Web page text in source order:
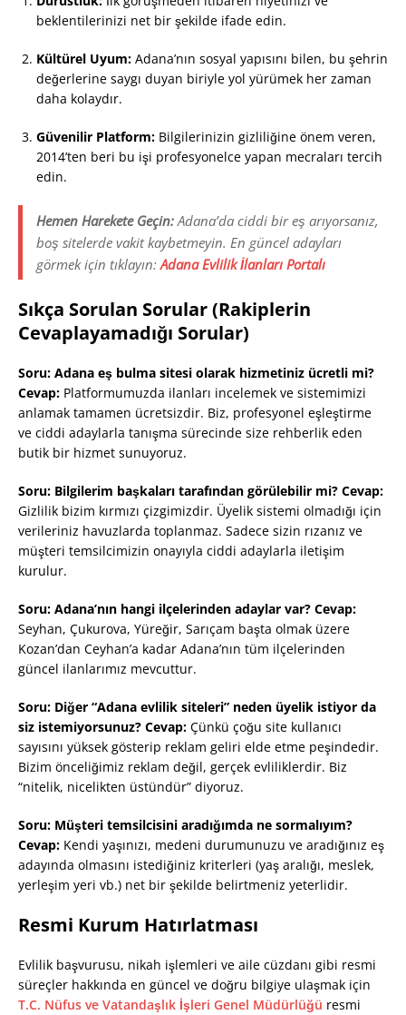
beklentilerinizi net bir şekilde ifade edin.
Kültürel Uyum: Adana’nın sosyal yapısını bilen, bu şehrin
değerlerine saygı duyan biriyle yol yürümek her zaman
daha kolaydır.
Güvenilir Platform: Bilgilerinizin gizliliğine önem veren,
2014’ten beri bu işi profesyonelce yapan mecraları tercih
edin.
Hemen Harekete Geçin:Adana’da ciddi bir eş arıyorsanız,
boş sitelerde vakit kaybetmeyin. En güncel adayları
görmek için tıklayın:Adana Evlilik İlanları Portalı
Sıkça Sorulan Sorular (Rakiplerin
Cevaplayamadığı Sorular)
Soru: Adana eş bulma sitesi olarak hizmetiniz ücretli mi?
Cevap: Platformumuzda ilanları incelemek ve sistemimizi
anlamak tamamen ücretsizdir. Biz, profesyonel eşleştirme
ve ciddi adaylarla tanışma sürecinde size rehberlik eden
butik bir hizmet sunuyoruz.
Soru: Bilgilerim başkaları tarafından görülebilir mi? Cevap:
Gizlilik bizim kırmızı çizgimizdir. Üyelik sistemi olmadığı için
verileriniz havuzlarda toplanmaz. Sadece sizin rızanız ve
müşteri temsilcimizin onayıyla ciddi adaylarla iletişim
kurulur.
Soru: Adana’nın hangi ilçelerinden adaylar var? Cevap:
Seyhan, Çukurova, Yüreğir, Sarıçam başta olmak üzere
Kozan’dan Ceyhan’a kadar Adana’nın tüm ilçelerinden
güncel ilanlarımız mevcuttur.
Soru: Diğer “Adana evlilik siteleri” neden üyelik istiyor da
siz istemiyorsunuz? Cevap: Çünkü çoğu site kullanıcı
sayısını yüksek gösterip reklam geliri elde etme peşindedir.
Bizim önceliğimiz reklam değil, gerçek evliliklerdir. Biz
“nitelik, nicelikten üstündür” diyoruz.
Soru: Müşteri temsilcisini aradığımda ne sormalıyım?
Cevap: Kendi yaşınızı, medeni durumunuzu ve aradığınız eş
adayında olmasını istediğiniz kriterleri (yaş aralığı, meslek,
yerleşim yeri vb.) net bir şekilde belirtmeniz yeterlidir.
Resmi Kurum Hatırlatması
Evlilik başvurusu, nikah işlemleri ve aile cüzdanı gibi resmi
süreçler hakkında en güncel ve doğru bilgiye ulaşmak için
T.C. Nüfus ve Vatandaşlık İşleri Genel Müdürlüğü resmi